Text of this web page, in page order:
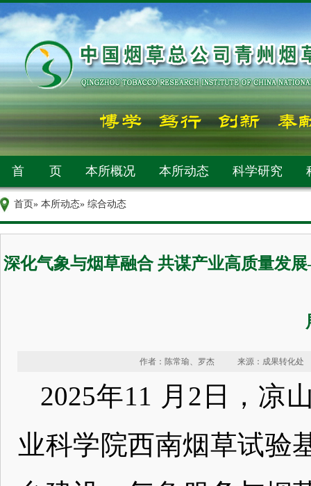
首 页 本所概况 本所动态 科学研究
首页» 本所动态» 综合动态
深化气象与烟草融合 共谋产业高质量发
作者：陈常瑜、罗杰 来源：成果转化处
2025年11 月2日，凉
业科学院西南烟草试验